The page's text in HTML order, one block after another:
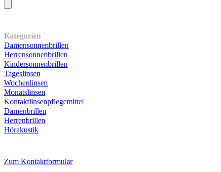
Kategorien
Damensonnenbrillen
Herrensonnenbrillen
Kindersonnenbrillen
Tageslinsen
Wochenlinsen
Monatslinsen
Kontaktlinsenpflegemittel
Damenbrillen
Herrenbrillen
Hörakustik
Zum Kontaktformular